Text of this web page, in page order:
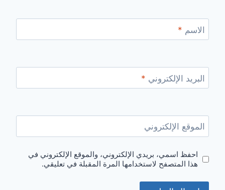
الاسم *
البريد الإلكتروني *
الموقع الإلكتروني
احفظ اسمي، بريدي الإلكتروني، والموقع الإلكتروني في
هذا المتصفح لاستخدامها المرة المقبلة في تعليقي.